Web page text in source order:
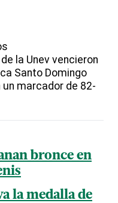
la Unev vencieron
Santo Domingo
un marcador de 82-
bronce en
la medalla de